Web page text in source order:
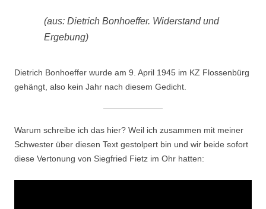
(aus: Dietrich Bonhoeffer. Widerstand und
Ergebung)
Dietrich Bonhoeffer wurde am 9. April 1945 im KZ Flossenbürg
gehängt, also kein Jahr nach diesem Gedicht.
Warum schreibe ich das hier? Weil ich zusammen mit meiner
Schwester über diesen Text gestolpert bin und wir beide sofort
diese Vertonung von Siegfried Fietz im Ohr hatten: